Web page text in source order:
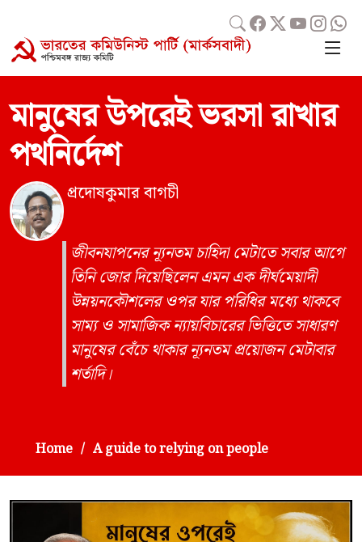
মানুষের উপরেই ভরসা রাখার
পথনির্দেশ
প্রদোষকুমার বাগচী
জীবনযাপনের ন্যূনতম চাহিদা মেটাতে সবার আগে
তিনি জোর দিয়েছিলেন এমন এক দীর্ঘমেয়াদী
উন্নয়নকৌশলের ওপর যার পরিধির মধ্যে থাকবে
সাম্য ও সামাজিক ন্যায়বিচারের ভিত্তিতে সাধারণ
মানুষের বেঁচে থাকার ন্যূনতম প্রয়োজন মেটাবার
শর্তাদি।
Home A guide to relying on people